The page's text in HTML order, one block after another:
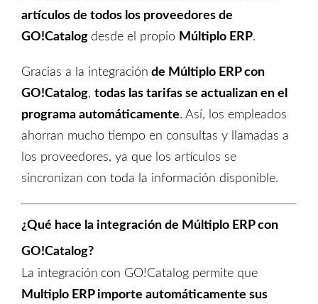
artículos de todos los proveedores de
GO!Catalog desde el propio Múltiplo ERP.
Gracias a la integración de Múltiplo ERP con
GO!Catalog, todas las tarifas se actualizan en el
programa automáticamente. Así, los empleados
ahorran mucho tiempo en consultas y llamadas a
los proveedores, ya que los artículos se
sincronizan con toda la información disponible.
¿Qué hace la integración de Múltiplo ERP con
GO!Catalog?
La integración con GO!Catalog permite que
Multiplo ERP importe automáticamente sus